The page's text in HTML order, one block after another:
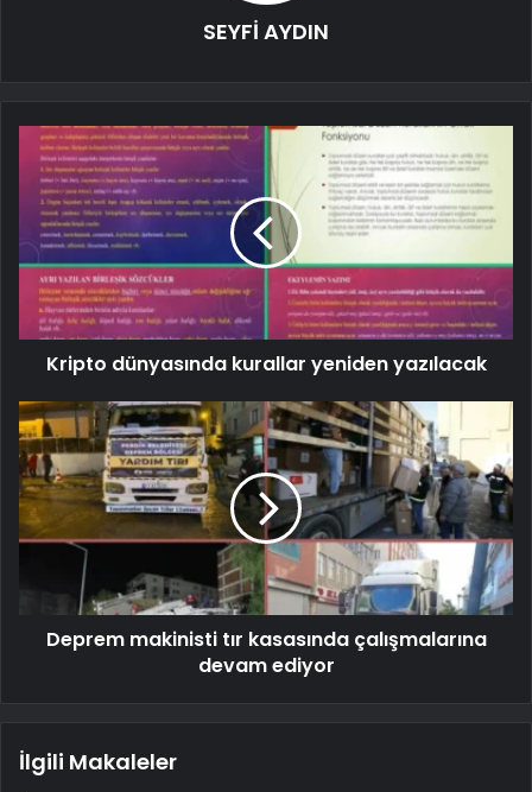
SEYFİ AYDIN
Kripto dünyasında kurallar yeniden yazılacak
Deprem makinisti tır kasasında çalışmalarına
devam ediyor
İlgili Makaleler